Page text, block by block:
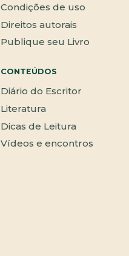
Condições de uso
Direitos autorais
Publique seu Livro
CONTEÚDOS
Diário do Escritor
Literatura
Dicas de Leitura
Vídeos e encontros